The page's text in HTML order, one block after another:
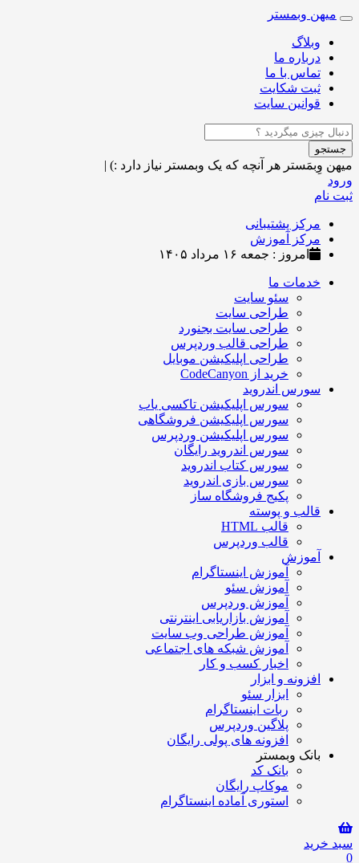
Toggle
navigation
میهن وبمستر
وبلاگ
درباره ما
تماس با ما
ثبت شکایت
قوانین سایت
جستجو
میهن وِبمَستر هر آنچه که یک وبمستر نیاز دارد :) |
ورود
ثبت نام
مرکز پشتیبانی
مرکز آموزش
امروز : جمعه ۱۶ مرداد ۱۴۰۵
خدمات ما
سئو سایت
طراحی سایت
طراحی سایت بجنورد
طراحی قالب وردپرس
طراحی اپلیکیشن موبایل
خرید از CodeCanyon
سورس اندروید
سورس اپلیکیشن تاکسی یاب
سورس اپلیکیشن فروشگاهی
سورس اپلیکیشن وردپرس
سورس اندروید رایگان
سورس کتاب اندروید
سورس بازی اندروید
پکیج فروشگاه ساز
قالب و پوسته
قالب HTML
قالب وردپرس
آموزش
آموزش اینستاگرام
آموزش سئو
آموزش وردپرس
آموزش بازاریابی اینترنتی
آموزش طراحی وب سایت
آموزش شبکه های اجتماعی
اخبار کسب و کار
افزونه و ابزار
ابزار سئو
ربات اینستاگرام
پلاگین وردپرس
افزونه های پولی رایگان
بانک وبمستر
بانک کد
موکاپ رایگان
استوری آماده اینستاگرام
سبد خرید
0